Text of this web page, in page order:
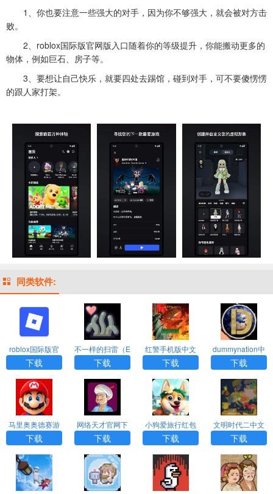
1、你也要注意一些强大的对手，因为你不够强大，就会被对方击
败。
2、roblox国际版官网版入口随着你的等级提升，你能搬动更多的
物体，例如巨石、房子等。
3、要想让自己快乐，就要四处去踢馆，碰到对手，可不要傻愣愣
的跟人家打架。
同类软件:
roblox国际版官
网版入口
下载
不一样的扫雷（E
roTrapSweepe
r）
下载
红警手机版中文
下载
下载
dummynation中
文版免费下载
下载
马里奥奥德赛游
戏手机版中文
下载
网络天才官网下
载安装
下载
小狗爱旅行红包
版下载
下载
文明时代二中文
版
下载